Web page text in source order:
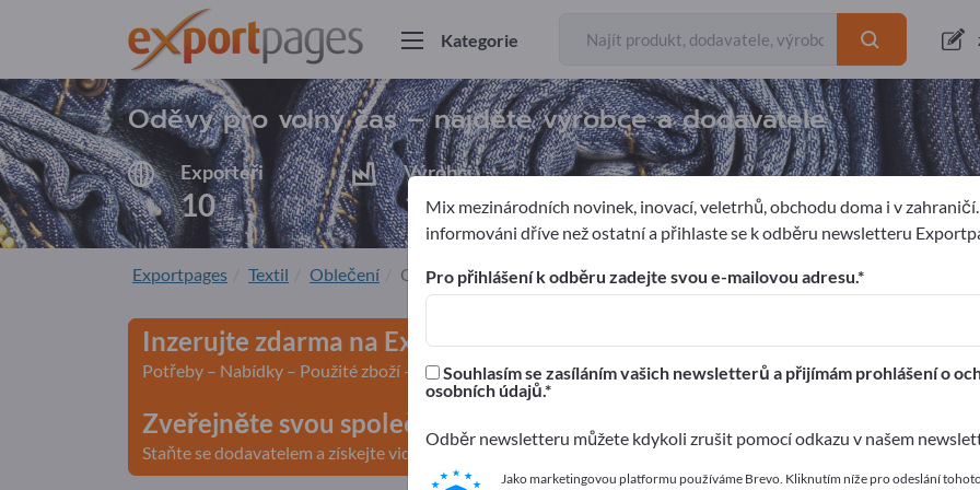
Kategorie
Oděvy pro volný čas – najděte výrobce a dodavatele
Exportéři
10
Výrobci
10
Exportpages Textil Oblečení Oděvy pro volný čas
Inzerujte zdarma na Exportpages!
Potřeby – Nabídky – Použité zboží – Obchodní kontakty >> začněte zde
Zveřejněte svou společnost a své produkty na Exportpages.
Staňte se dodavatelem a získejte viditelnost>> zveřejnit zde
Mix mezinárodních novinek, inovací, veletrhů, obchodu doma i v
informováni dříve než ostatní a přihlaste se k odběru newsletteru
Pro přihlášení k odběru zadejte svou e-mailovou adresu.
Souhlasím se zasíláním vašich newsletterů a přijímám prohlášení o
osobních údajů.
Odběr newsletteru můžete kdykoli zrušit pomocí odkazu v našem
Jako marketingovou platformu používáme Brevo. Kliknutím níže pro odeslání